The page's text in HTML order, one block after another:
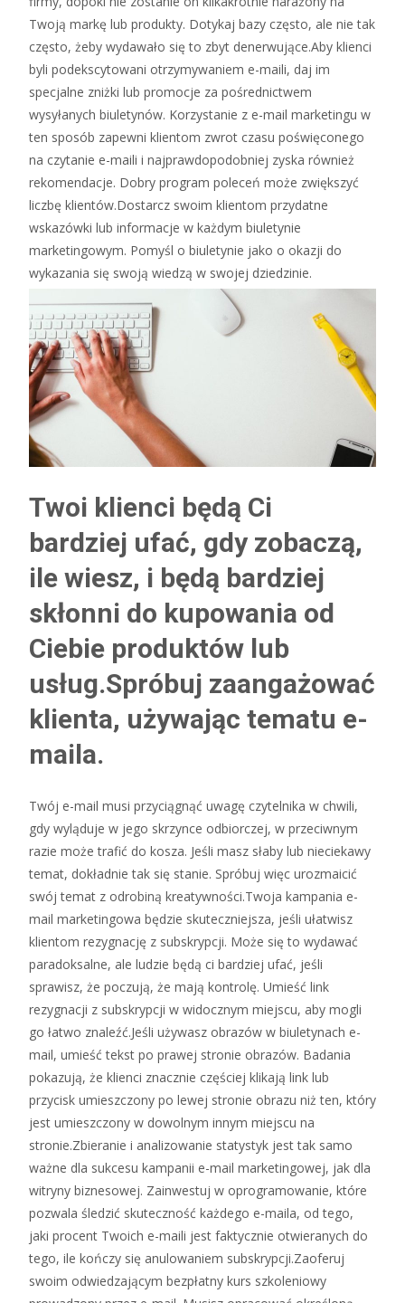
Twoją markę lub produkty. Dotykaj bazy często, ale nie tak
często, żeby wydawało się to zbyt denerwujące.Aby klienci
byli podekscytowani otrzymywaniem e-maili, daj im
specjalne zniżki lub promocje za pośrednictwem
wysyłanych biuletynów. Korzystanie z e-mail marketingu w
ten sposób zapewni klientom zwrot czasu poświęconego
na czytanie e-maili i najprawdopodobniej zyska również
rekomendacje. Dobry program poleceń może zwiększyć
liczbę klientów.Dostarcz swoim klientom przydatne
wskazówki lub informacje w każdym biuletynie
marketingowym. Pomyśl o biuletynie jako o okazji do
wykazania się swoją wiedzą w swojej dziedzinie.
Twoi klienci będą Ci
bardziej ufać, gdy zobaczą,
ile wiesz, i będą bardziej
skłonni do kupowania od
Ciebie produktów lub
usług.Spróbuj zaangażować
klienta, używając tematu e-
maila.
Twój e-mail musi przyciągnąć uwagę czytelnika w chwili,
gdy wyląduje w jego skrzynce odbiorczej, w przeciwnym
razie może trafić do kosza. Jeśli masz słaby lub nieciekawy
temat, dokładnie tak się stanie. Spróbuj więc urozmaicić
swój temat z odrobiną kreatywności.Twoja kampania e-
mail marketingowa będzie skuteczniejsza, jeśli ułatwisz
klientom rezygnację z subskrypcji. Może się to wydawać
paradoksalne, ale ludzie będą ci bardziej ufać, jeśli
sprawisz, że poczują, że mają kontrolę. Umieść link
rezygnacji z subskrypcji w widocznym miejscu, aby mogli
go łatwo znaleźć.Jeśli używasz obrazów w biuletynach e-
mail, umieść tekst po prawej stronie obrazów. Badania
pokazują, że klienci znacznie częściej klikają link lub
przycisk umieszczony po lewej stronie obrazu niż ten, który
jest umieszczony w dowolnym innym miejscu na
stronie.Zbieranie i analizowanie statystyk jest tak samo
ważne dla sukcesu kampanii e-mail marketingowej, jak dla
witryny biznesowej. Zainwestuj w oprogramowanie, które
pozwala śledzić skuteczność każdego e-maila, od tego,
jaki procent Twoich e-maili jest faktycznie otwieranych do
tego, ile kończy się anulowaniem subskrypcji.Zaoferuj
swoim odwiedzającym bezpłatny kurs szkoleniowy